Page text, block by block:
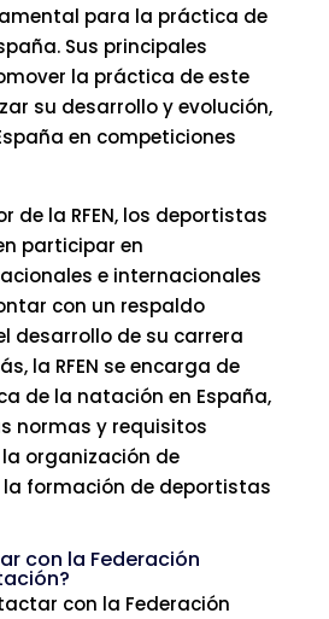
para la práctica de
Sus principales
la práctica de este
su desarrollo y evolución,
en competiciones
de la RFEN, los deportistas
participar en
e internacionales
con un respaldo
desarrollo de su carrera
la RFEN se encarga de
de la natación en España,
normas y requisitos
organización de
formación de deportistas
con la Federación
con la Federación